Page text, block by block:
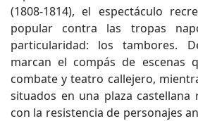
(1808-1814), el espectáculo
popular contra las tropas
particularidad: los tambores.
marcan el compás de escenas
combate y teatro callejero,
situados en una plaza castellana
con la resistencia de personajes